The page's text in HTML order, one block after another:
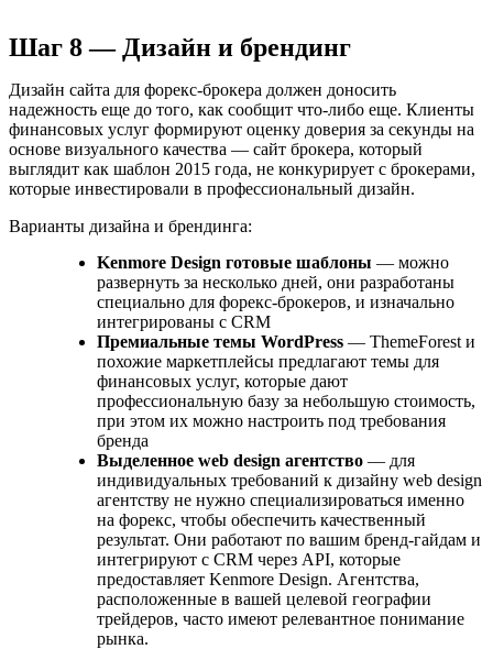
Шаг 8 — Дизайн и брендинг
Дизайн сайта для форекс-брокера должен доносить
надежность еще до того, как сообщит что-либо еще. Клиенты
финансовых услуг формируют оценку доверия за секунды на
основе визуального качества — сайт брокера, который
выглядит как шаблон 2015 года, не конкурирует с брокерами,
которые инвестировали в профессиональный дизайн.
Варианты дизайна и брендинга:
Kenmore Design готовые шаблоны — можно
развернуть за несколько дней, они разработаны
специально для форекс-брокеров, и изначально
интегрированы с CRM
Премиальные темы WordPress — ThemeForest и
похожие маркетплейсы предлагают темы для
финансовых услуг, которые дают
профессиональную базу за небольшую стоимость,
при этом их можно настроить под требования
бренда
Выделенное web design агентство — для
индивидуальных требований к дизайну web design
агентству не нужно специализироваться именно
на форекс, чтобы обеспечить качественный
результат. Они работают по вашим бренд-гайдам и
интегрируют с CRM через API, которые
предоставляет Kenmore Design. Агентства,
расположенные в вашей целевой географии
трейдеров, часто имеют релевантное понимание
рынка.